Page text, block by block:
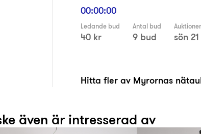
00:00:00
Ledande bud
40 kr
Antal bud
9 bud sön
Hitta fler av Myrornas
även är intresserad av